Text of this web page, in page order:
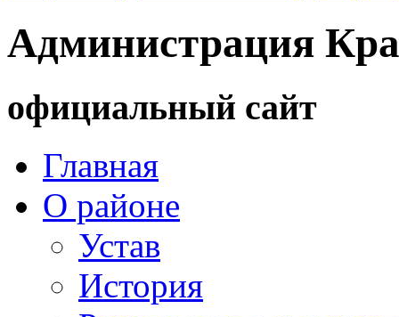
Администрация
официальный сайт
Главная
О районе
Устав
История